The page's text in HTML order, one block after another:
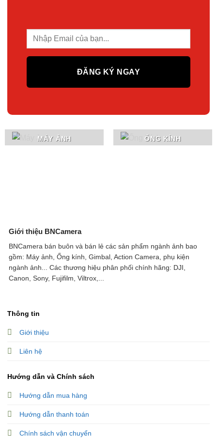
MÁY ẢNH ỐNG KÍNH
Giới thiệu BNCamera
BNCamera bán buôn và bán lẻ các sản phẩm ngành ảnh bao
gồm: Máy ảnh, Ống kính, Gimbal, Action Camera, phụ kiện
ngành ảnh...
Các thương hiệu phân phối chính hãng: DJI,
Canon, Sony, Fujifilm, Viltrox,...
Thông tin
Giới thiệu
Liên hệ
Hướng dẫn và Chính sách
Hướng dẫn mua hàng
Hướng dẫn thanh toán
Chính sách vận chuyển